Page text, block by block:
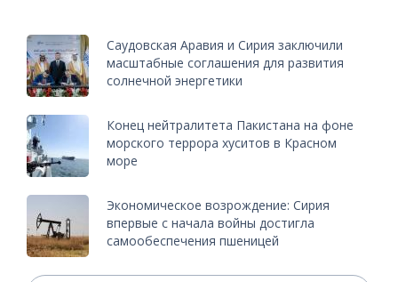
Саудовская Аравия и Сирия заключили
масштабные соглашения для развития
солнечной энергетики
Конец нейтралитета Пакистана на фоне
морского террора хуситов в Красном
море
Экономическое возрождение: Сирия
впервые с начала войны достигла
самообеспечения пшеницей